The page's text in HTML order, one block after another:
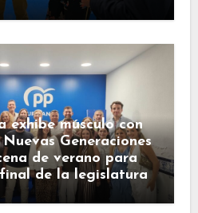
exhibe músculo con
Generaciones
de verano para
de la legislatura